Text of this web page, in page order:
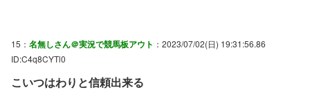
15： 名無しさん＠実況で競馬板アウト ：2023/07/02(日) 19:31:56.86
ID:C4q8CYTl0
こいつはわりと信頼出来る